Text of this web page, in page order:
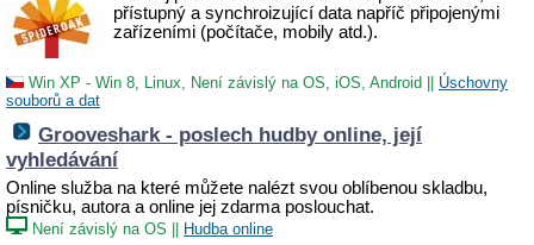
přístupný a synchroizující data napříč připojenými
zařízeními (počítače, mobily atd.).
Win XP - Win 8, Linux, Není závislý na OS, iOS, Android
Úschovny
souborů a dat
Grooveshark - poslech hudby online, její
vyhledávání
Online služba na které můžete nalézt svou oblíbenou skladbu,
písničku, autora a online jej zdarma poslouchat.
Není závislý na OS Hudba online